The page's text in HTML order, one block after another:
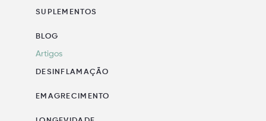
SUPLEMENTOS
BLOG
Artigos
DESINFLAMAÇÃO
EMAGRECIMENTO